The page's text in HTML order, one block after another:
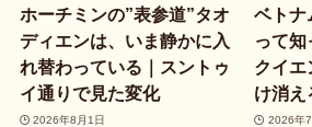
ホーチミンの”表参道”タオ
ディエンは、いま静かに入
れ替わっている｜スントゥ
イ通りで見た変化
2026年8月1日
ベトナ
って知
クイエ
け消え
2026年